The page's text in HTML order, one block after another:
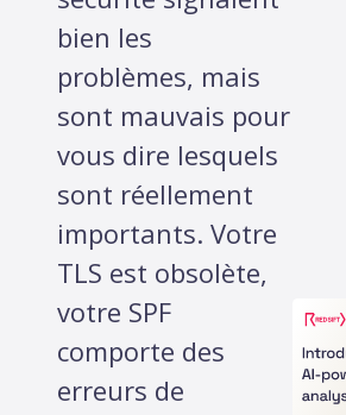
bien les
problèmes, mais
sont mauvais pour
vous dire lesquels
sont réellement
importants. Votre
TLS est obsolète,
votre SPF
comporte des
erreurs de